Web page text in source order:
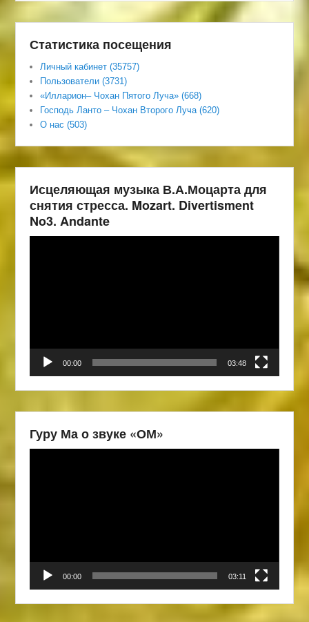
Статистика посещения
Личный кабинет (35757)
Пользователи (3731)
«Илларион– Чохан Пятого Луча» (668)
Господь Ланто – Чохан Второго Луча (620)
О нас (503)
Исцеляющая музыка В.А.Моцарта для
снятия стресса. Mozart. Divertisment
No3. Andante
00:00 03:48
Гуру Ма о звуке «ОМ»
00:00 03:11